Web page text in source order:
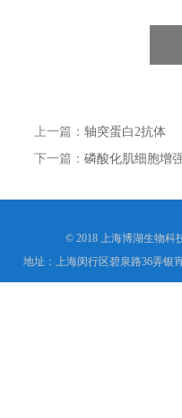
上一篇： 轴突蛋白2抗体
下一篇： 磷酸化肌细胞增
© 2018 上海博湖生物科
地址：上海闵行区碧泉路36弄银